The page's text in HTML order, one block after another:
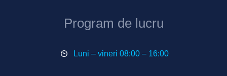
Program de lucru
Luni – vineri 08:00 – 16:00